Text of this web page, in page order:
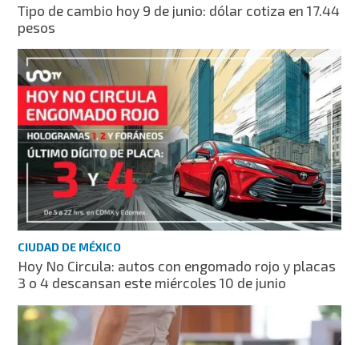
Tipo de cambio hoy 9 de junio: dólar cotiza en 17.44
pesos
CIUDAD DE MÉXICO
Hoy No Circula: autos con engomado rojo y placas
3 o 4 descansan este miércoles 10 de junio